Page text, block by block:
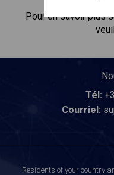
Pour en savoir plus
Tél:
Courriel:
Residents of your country